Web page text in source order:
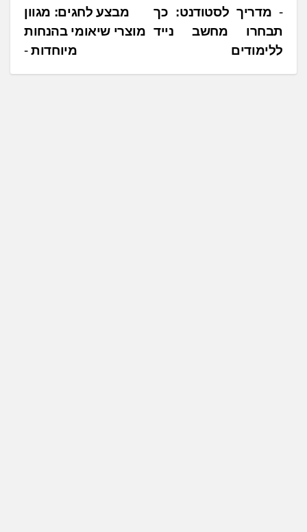
נ
י
ו
מבצע לחגים: מגוון
מוצרי שיאומי בהנחות
מיוחדות
מדריך לסטודנט: כך
תבחרו מחשב נייד
ללימודים